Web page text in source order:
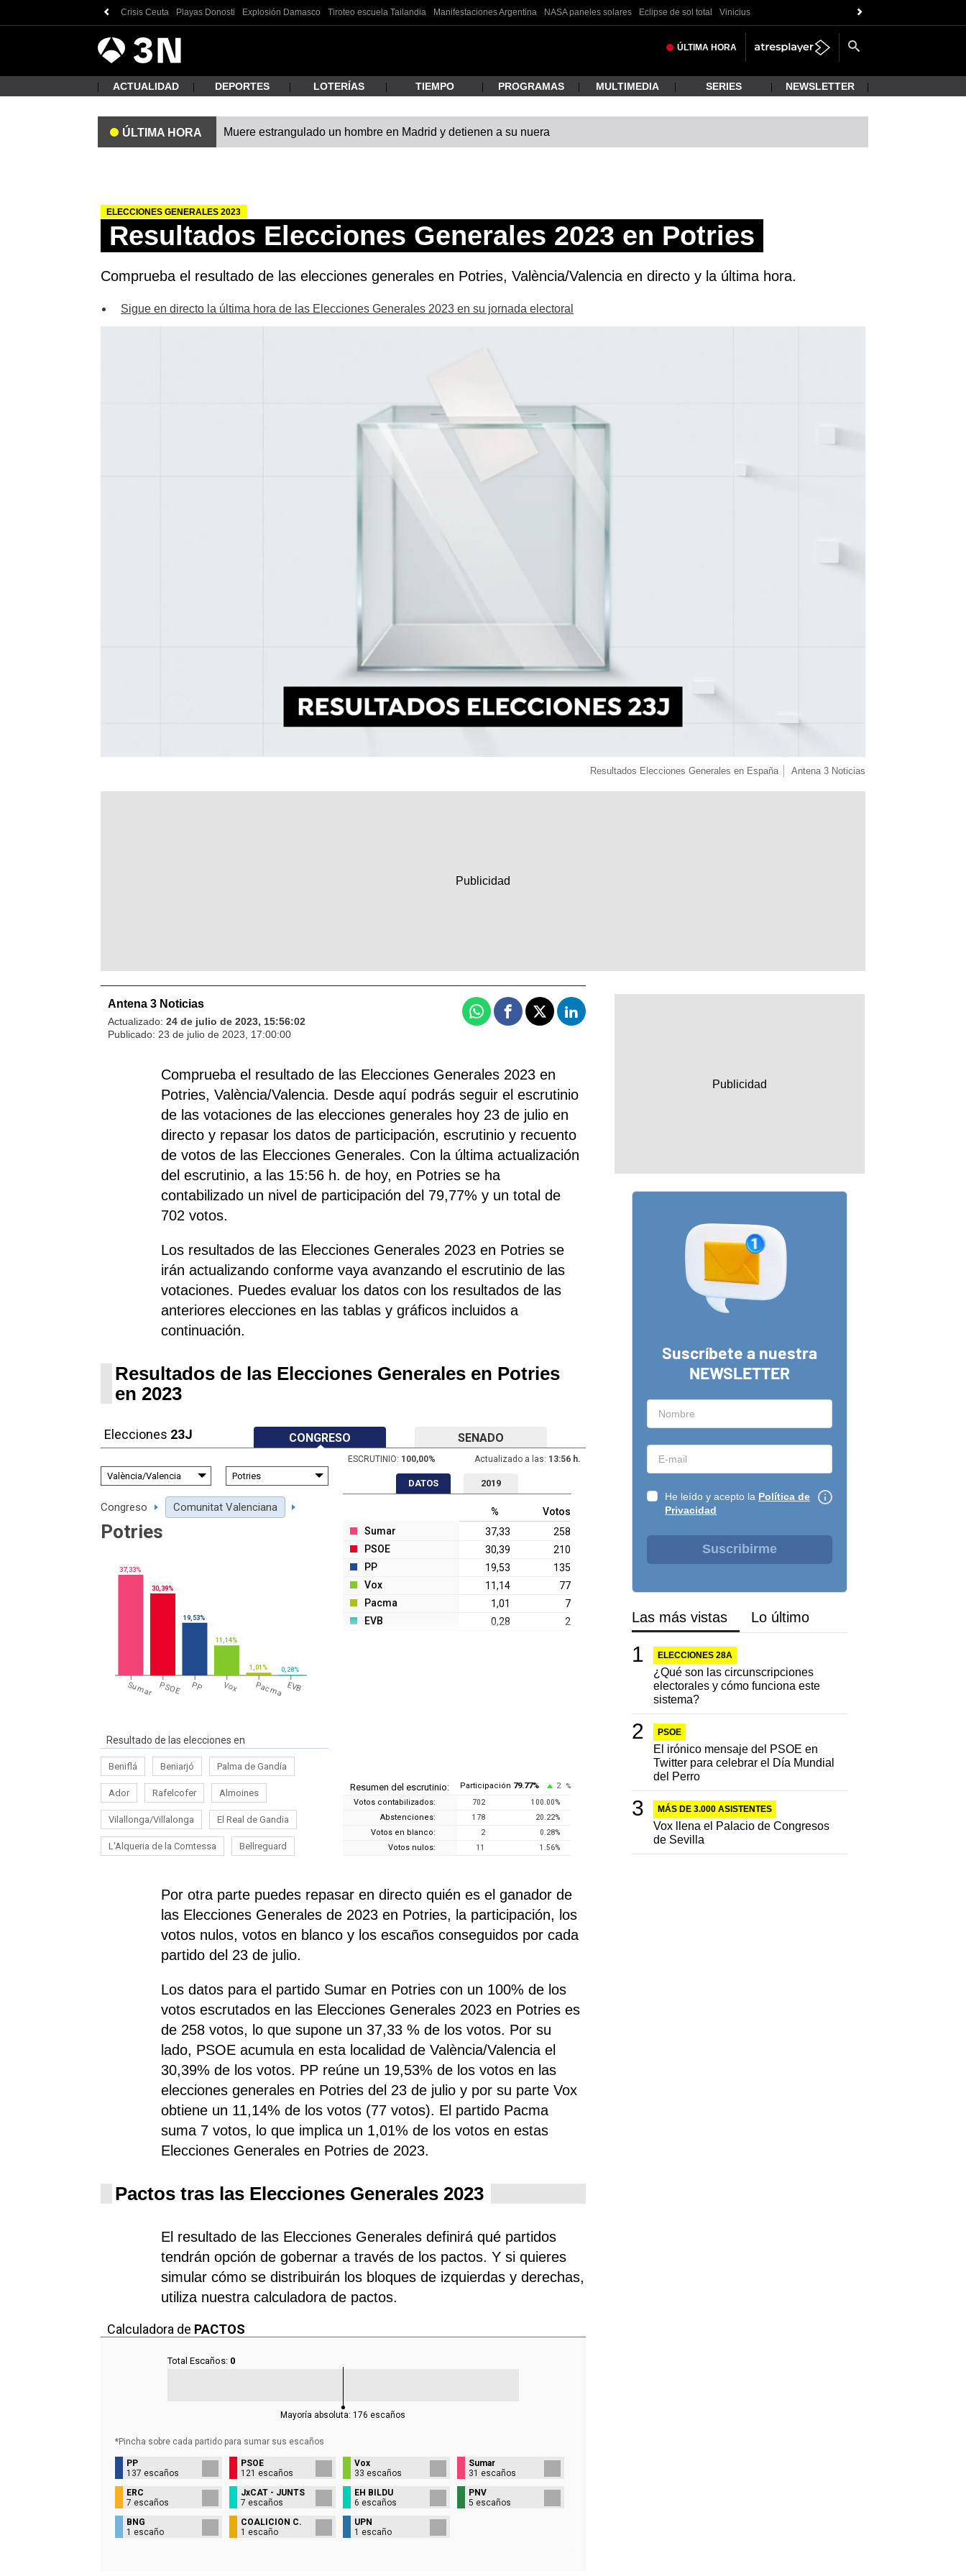
Crisis Ceuta Playas Donosti Explosión Damasco Tiroteo escuela Tailandia Manifestaciones Argentina NASA paneles solares Eclipse de sol total Vinicius
3
Noticias ÚLTIMA HORA
Buscar
ACTUALIDAD DEPORTES LOTERÍAS TIEMPO PROGRAMAS MULTIMEDIA SERIES NEWSLETTER
ÚLTIMA HORA Muere estrangulado un hombre en Madrid y detienen a su nuera
ELECCIONES GENERALES 2023
Resultados Elecciones Generales 2023 en Potries
Comprueba el resultado de las elecciones generales en Potries, València/Valencia en directo y la última hora.
Sigue en directo la última hora de las Elecciones Generales 2023 en su jornada electoral
Resultados Elecciones Generales en España Antena 3 Noticias
Antena 3 Noticias
Actualizado: 24 de julio de 2023, 15:56:02
Publicado: 23 de julio de 2023, 17:00:00
WhatsappFacebook
X Linkedin
Comprueba el resultado de las Elecciones Generales 2023 en
Potries, València/Valencia. Desde aquí podrás seguir el escrutinio
de las votaciones de las elecciones generales hoy 23 de julio en
directo y repasar los datos de participación, escrutinio y recuento
de votos de las Elecciones Generales. Con la última actualización
del escrutinio, a las 15:56 h. de hoy, en Potries se ha
contabilizado un nivel de participación del 79,77% y un total de
702 votos.
Los resultados de las Elecciones Generales 2023 en Potries se
irán actualizando conforme vaya avanzando el escrutinio de las
votaciones. Puedes evaluar los datos con los resultados de las
anteriores elecciones en las tablas y gráficos incluidos a
continuación.
Resultados de las Elecciones Generales en Potries
en 2023
Elecciones 23J CONGRESO SENADO
ESCRUTINIO: 100,00% Actualizado a las: 13:56 h.
Congreso Comunitat Valenciana
Potries
Sumar PSOE PP Vox Pacma EVB
37,33%
30,39%
19,53%
11,14%
1,01% 0,28%
Resultado de las elecciones en
Beniflá Beniarjó Palma de Gandía
Ador Rafelcofer Almoines
Vilallonga/Villalonga El Real de Gandia
L'Alqueria de la Comtessa Bellreguard
DATOS 2019
%
Votos
Sumar
37,33
258
PSOE
30,39
210
PP
19,53
135
Vox
11,14
77
Pacma
1,01
7
EVB
0,28 2
Resumen del escrutinio: Participación 79.77% 2 %
Votos contabilizados: 702 100.00%
Abstenciones: 178 20.22%
Votos en blanco: 2 0.28%
Votos nulos: 11 1.56%
Por otra parte puedes repasar en directo quién es el ganador de
las Elecciones Generales de 2023 en Potries, la participación, los
votos nulos, votos en blanco y los escaños conseguidos por cada
partido del 23 de julio.
Los datos para el partido Sumar en Potries con un 100% de los
votos escrutados en las Elecciones Generales 2023 en Potries es
de 258 votos, lo que supone un 37,33 % de los votos. Por su
lado, PSOEacumula en esta localidad de València/Valencia el
30,39% de los votos. PP reúne un 19,53% de los votos en las
elecciones generales en Potries del 23 de julio y por su parte Vox
obtiene un 11,14% de los votos (77 votos). El partido Pacma
suma 7 votos, lo que implica un 1,01% de los votos en estas
Elecciones Generales en Potries de 2023.
Pactos tras las Elecciones Generales 2023
El resultado de las Elecciones Generales definirá qué partidos
tendrán opción de gobernar a través de los pactos. Y si quieres
simular cómo se distribuirán los bloques de izquierdas y derechas,
utiliza nuestra calculadora de pactos.
Calculadora de PACTOS
Total Escaños: 0
Mayoría absoluta:176 escaños
*Pincha sobre cada partido para sumar sus escaños
PP
137 escaños
PSOE
121 escaños
Vox
33 escaños
Sumar
31 escaños
ERC
7 escaños
JxCAT - JUNTS
7 escaños
EH BILDU
6 escaños
PNV
5 escaños
BNG
1 escaño
COALICIÓN C.
1 escaño
UPN
1 escaño
Suscríbete a nuestra
NEWSLETTER
He leído y acepto la Política de
Privacidad
Suscribirme
Las más vistas Lo último
ELECCIONES 28A
¿Qué son las circunscripciones
electorales y cómo funciona este
sistema?
PSOE
El irónico mensaje del PSOE en
Twitter para celebrar el Día Mundial
del Perro
MÁS DE 3.000 ASISTENTES
Vox llena el Palacio de Congresos
de Sevilla